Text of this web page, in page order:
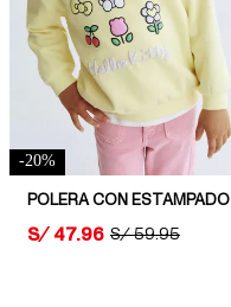
-20%
POLERA CON ESTAMPADO
ORIGINAL PRICE:
S/ 59.95
PRICE:
S/ 47.96